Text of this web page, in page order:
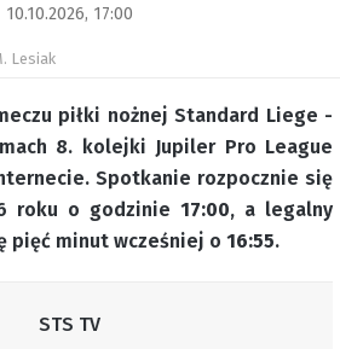
10.10.2026, 17:00
Lesiak
piłki nożnej Standard Liege -
8. kolejki Jupiler Pro League
Spotkanie rozpocznie się
roku o godzinie 17:00, a legalny
pięć minut wcześniej o 16:55.
STS TV